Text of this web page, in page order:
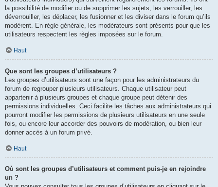
la possibilité de modifier ou de supprimer les sujets, les verrouiller, les
déverrouiller, les déplacer, les fusionner et les diviser dans le forum qu’ils
modèrent. En règle générale, les modérateurs sont présents pour que les
utilisateurs respectent les règles imposées sur le forum.
Haut
Que sont les groupes d’utilisateurs ?
Les groupes d’utilisateurs sont une façon pour les administrateurs du
forum de regrouper plusieurs utilisateurs. Chaque utilisateur peut
appartenir à plusieurs groupes et chaque groupe peut détenir des
permissions individuelles. Ceci facilite les tâches aux administrateurs qui
pourront modifier les permissions de plusieurs utilisateurs en une seule
fois, ou encore leur accorder des pouvoirs de modération, ou bien leur
donner accès à un forum privé.
Haut
Où sont les groupes d’utilisateurs et comment puis-je en rejoindre
un ?